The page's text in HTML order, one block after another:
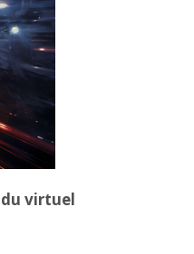
virtuel